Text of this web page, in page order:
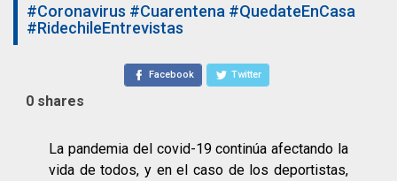
#Coronavirus #Cuarentena #QuedateEnCasa
#RidechileEntrevistas
Facebook Twitter
0 shares
La pandemia del covid-19 continúa afectando la
vida de todos, y en el caso de los deportistas,